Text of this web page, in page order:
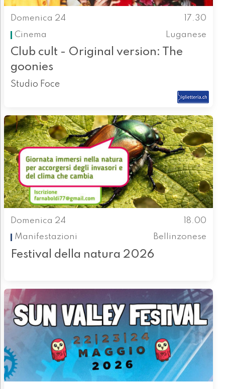
Domenica 24
17.30
Cinema
Luganese
Club cult - Original version: The
goonies
Studio Foce
Domenica 24
18.00
Manifestazioni
Bellinzonese
Festival della natura 2026